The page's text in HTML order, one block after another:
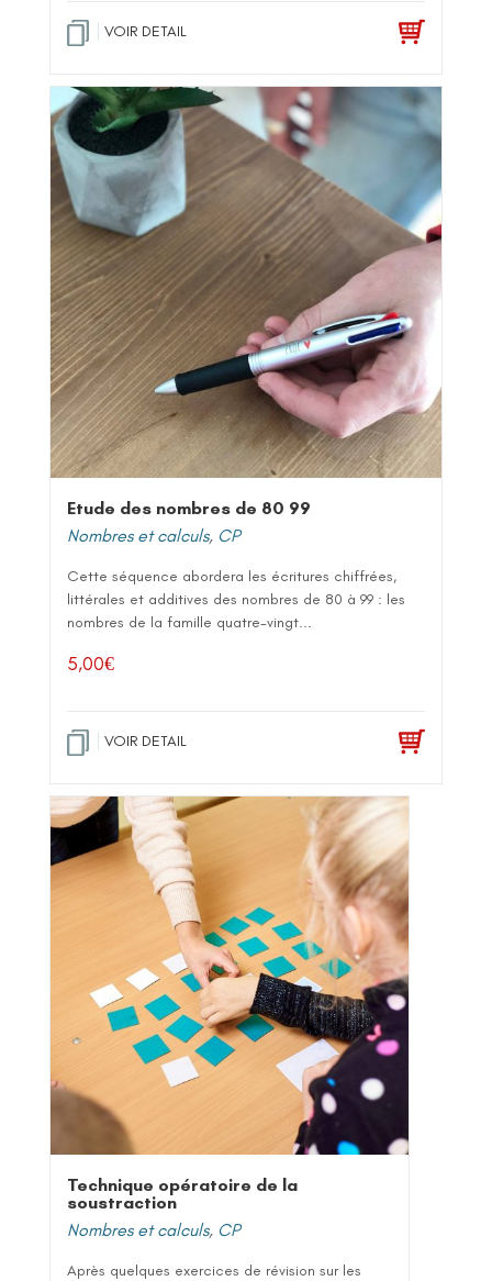
VOIR DETAIL
Etude des nombres de 80 99
Nombres et calculs, CP
Cette séquence abordera les écritures chiffrées,
littérales et additives des nombres de 80 à 99 : les
nombres de la famille quatre-vingt...
5,00€
VOIR DETAIL
Technique opératoire de la
soustraction
Nombres et calculs, CP
Après quelques exercices de révision sur les